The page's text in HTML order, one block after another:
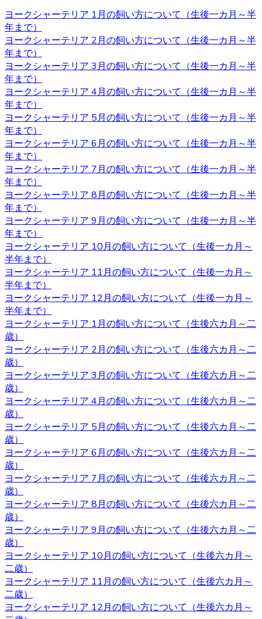
2020.11.13
べべドールはアフターケアもしっかり行っております。購
入後でもわからないこと、心配なことがございましたらお
気軽にお問い合わせください。初めてヨークシャーテリア
をお迎えするお客様も、安心してご利用いただけます。 ご
購入の際は、是非お問い合わせ下さい。
2020.11.06
ワンちゃんを購入する際、男の子と女の子で迷うことがあ
りますが、繁殖を考えていないようであればそれほどこど
わりを持つ必要もないでしょう。 それぞれの注意点とし
て、男の子は縄張り意識があるのでマーキングをすること
があり、女の子の場合は避妊手術をしないと発情期に血が
出たり、妊娠の危険性があることがあります。 いずれの場
合も性格は飼い主の育て方次第なので、もしフィーリング
が合って気に入った子がいた場合には性別はそれほど重要
ではないでしょう。
2020.10.30
ヨークシャーテリアは体が小さいため、室内で遊び回るだ
けで十分な運動になります。高齢者など毎日散歩に連れて
行ってあげられるか不安な人にもおすすめです。しかし、
ヨークシャテリアのストレス発散のためにも、週何回かは
軽めの散歩に連れていってあげるのが良いでしょう。何か
わからないことがありましたら、ヨークシャーテリア専門
のブリーダー・ベベドール にご相談ください。
2020.10.23
ブリーダーから子犬をお迎えする利点は、ペットショップ
とは異なりブリーダーが一匹一匹の健康状態や性格などを
きちんと把握しているというところです。また、育て方な
どで不安があるときには直接ブリーダーに確認することが
できます。子犬を飼うのであれば、お迎えはブリーダーか
らするのが一番です。ベベドールはヨークシャーテリア専
門ブリーダーをしております。ヨークシャーテリアをお迎
えの際にはベベドールにお任せください。
2020.10.16
子犬を購入するにあたって重要なポイントとなるのが、健
康状態やワクチンの接種状況のことです。ベベドールで
は、紹介ページに記載があります通り、ワクチンの接種
や、それと合わせて健康診断も行っておりますので、お客
様の元に元気で健康な猫ちゃんをお届けすることが可能で
す。 ヨークシャーテリア購入をご検討の際は、私どもベベ
ヨークシャーテリア 1月の飼い方について（生後一カ月～半
年まで）
ヨークシャーテリア 2月の飼い方について（生後一カ月～半
年まで）
ヨークシャーテリア 3月の飼い方について（生後一カ月～半
年まで）
ヨークシャーテリア 4月の飼い方について（生後一カ月～半
年まで）
ヨークシャーテリア 5月の飼い方について（生後一カ月～半
年まで）
ヨークシャーテリア 6月の飼い方について（生後一カ月～半
年まで）
ヨークシャーテリア 7月の飼い方について（生後一カ月～半
年まで）
ヨークシャーテリア 8月の飼い方について（生後一カ月～半
年まで）
ヨークシャーテリア 9月の飼い方について（生後一カ月～半
年まで）
ヨークシャーテリア 10月の飼い方について（生後一カ月～
半年まで）
ヨークシャーテリア 11月の飼い方について（生後一カ月～
半年まで）
ヨークシャーテリア 12月の飼い方について（生後一カ月～
半年まで）
ヨークシャーテリア 1月の飼い方について（生後六カ月～二
歳）
ヨークシャーテリア 2月の飼い方について（生後六カ月～二
歳）
ヨークシャーテリア 3月の飼い方について（生後六カ月～二
歳）
ヨークシャーテリア 4月の飼い方について（生後六カ月～二
歳）
ヨークシャーテリア 5月の飼い方について（生後六カ月～二
歳）
ヨークシャーテリア 6月の飼い方について（生後六カ月～二
歳）
ヨークシャーテリア 7月の飼い方について（生後六カ月～二
歳）
ヨークシャーテリア 8月の飼い方について（生後六カ月～二
歳）
ヨークシャーテリア 9月の飼い方について（生後六カ月～二
歳）
ヨークシャーテリア 10月の飼い方について（生後六カ月～
二歳）
ヨークシャーテリア 11月の飼い方について（生後六カ月～
二歳）
ヨークシャーテリア 12月の飼い方について（生後六カ月～